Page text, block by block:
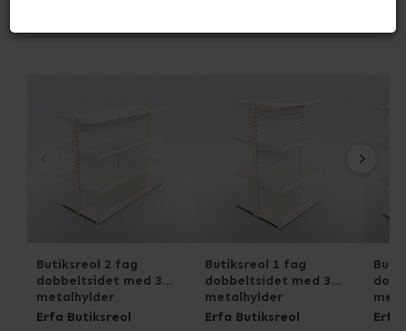
Butiksreol 2 fag
dobbeltsidet med 3
metalhylder
Erfa Butiksreol
Butiksreol 1 fag
dobbeltsidet med 3
metalhylder
Erfa Butiksreol
Erfa